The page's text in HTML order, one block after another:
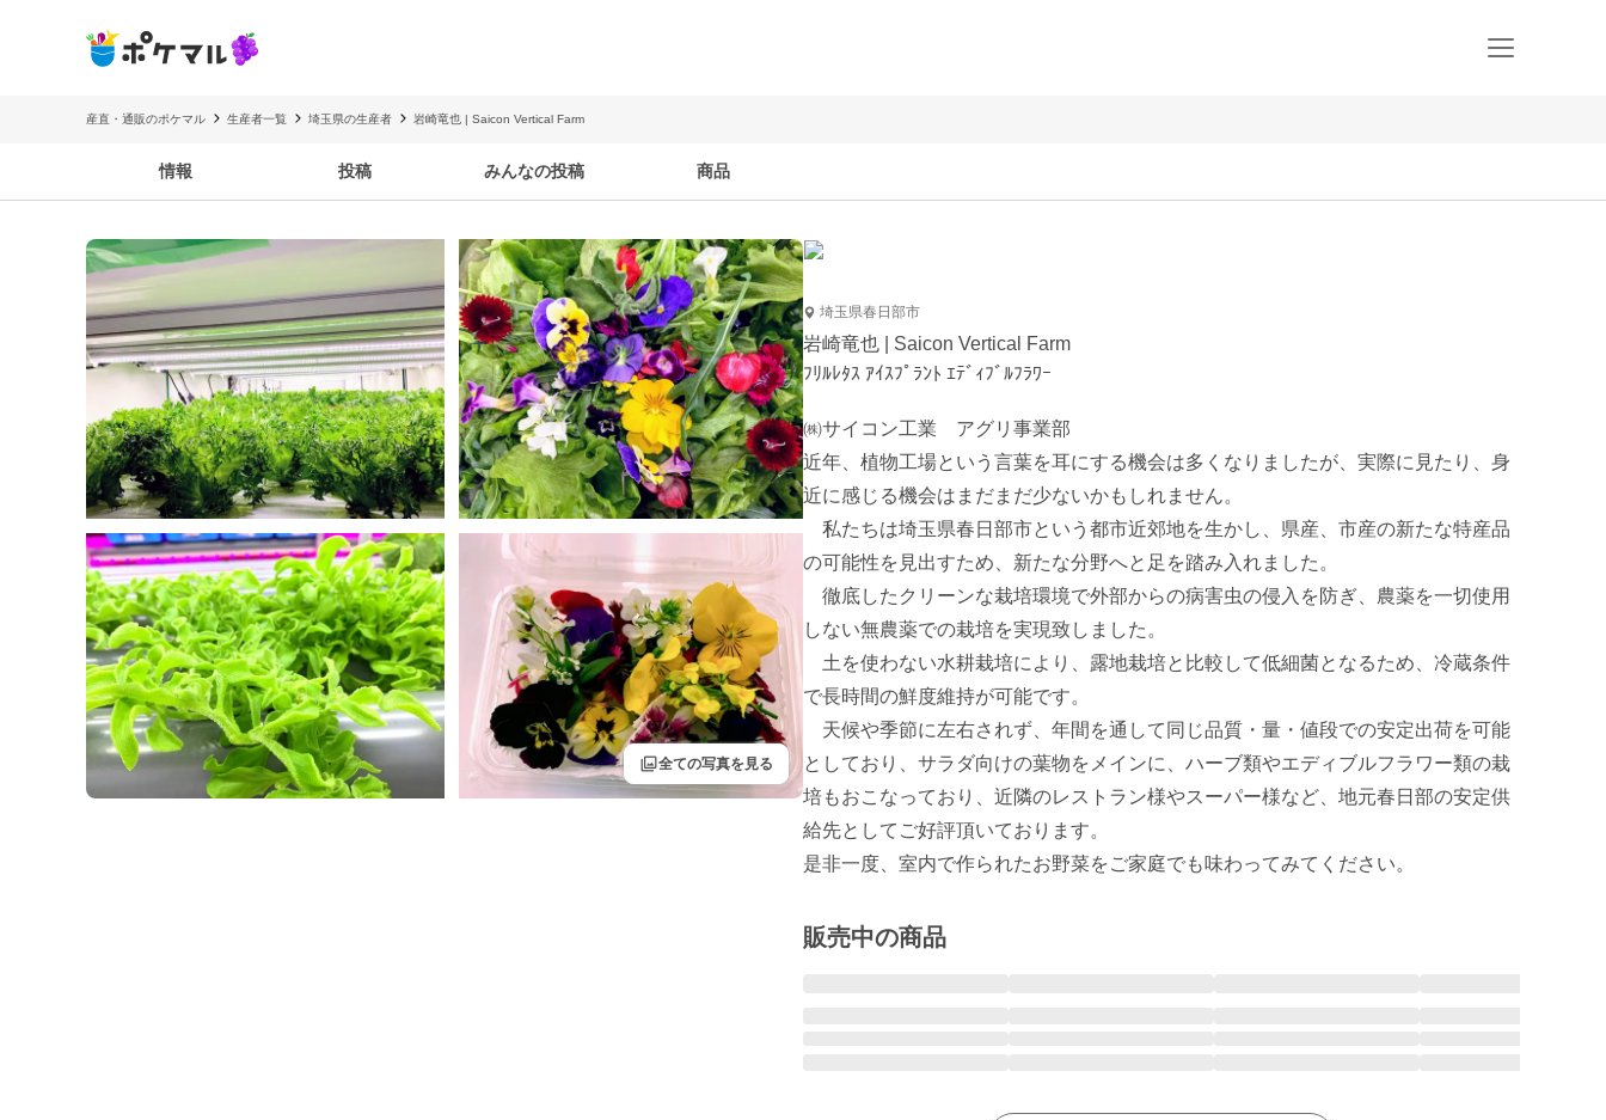
産直・通販のポケマル 生産者一覧 埼玉県の生産者 岩崎竜也 | Saicon Vertical Farm
情報 投稿 みんなの投稿 商品
filter全ての写真を見る
埼玉県春日部市
岩崎竜也 | Saicon Vertical Farm
ﾌﾘﾙﾚﾀｽ ｱｲｽﾌﾟﾗﾝﾄ ｴﾃﾞｨﾌﾞﾙﾌﾗﾜｰ
㈱サイコン工業　アグリ事業部
近年、植物工場という言葉を耳にする機会は多くなりましたが、実際に見たり、身
近に感じる機会はまだまだ少ないかもしれません。
私たちは埼玉県春日部市という都市近郊地を生かし、県産、市産の新たな特産品
の可能性を見出すため、新たな分野へと足を踏み入れました。
徹底したクリーンな栽培環境で外部からの病害虫の侵入を防ぎ、農薬を一切使用
しない無農薬での栽培を実現致しました。
土を使わない水耕栽培により、露地栽培と比較して低細菌となるため、冷蔵条件
で長時間の鮮度維持が可能です。
天候や季節に左右されず、年間を通して同じ品質・量・値段での安定出荷を可能
としており、サラダ向けの葉物をメインに、ハーブ類やエディブルフラワー類の栽
培もおこなっており、近隣のレストラン様やスーパー様など、地元春日部の安定供
給先としてご好評頂いております。
是非一度、室内で作られたお野菜をご家庭でも味わってみてください。
販売中の商品